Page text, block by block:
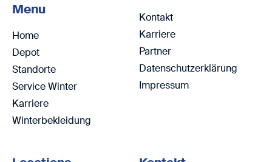
Menu
Home
Depot
Standorte
Service Winter
Karriere
Winterbekleidung
Kontakt
Karriere
Partner
Datenschutzerklärung
Impressum